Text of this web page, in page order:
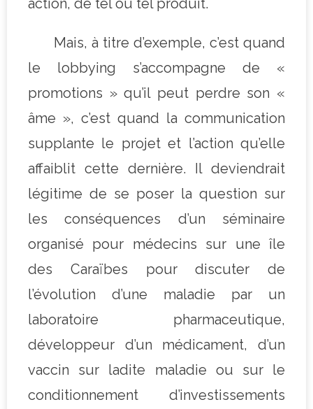
Mais, à titre d’exemple, c’est quand
le lobbying s’accompagne de «
promotions » qu’il peut perdre son «
âme », c’est quand la communication
supplante le projet et l’action qu’elle
affaiblit cette dernière. Il deviendrait
légitime de se poser la question sur
les conséquences d’un séminaire
organisé pour médecins sur une île
des Caraïbes pour discuter de
l’évolution d’une maladie par un
laboratoire pharmaceutique,
développeur d’un médicament, d’un
vaccin sur ladite maladie ou sur le
conditionnement d’investissements